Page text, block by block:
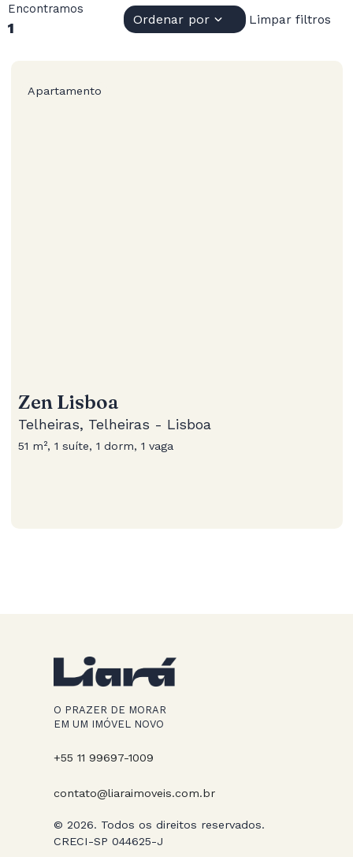
Encontramos
1
Ordenar por Limpar filtros
Apartamento
Zen Lisboa
Telheiras, Telheiras - Lisboa
51 m², 1 suíte, 1 dorm, 1 vaga
O PRAZER DE MORAR
EM UM IMÓVEL NOVO
+55 11 99697-1009
contato@liaraimoveis.com.br
© 2026. Todos os direitos reservados.
CRECI-SP 044625-J